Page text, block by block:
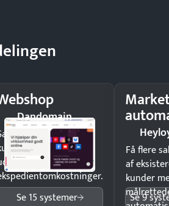
Dandomain
produkter 24/7 til
i hele landet
Se 15 systemer
Få flere
af
kunder
Se 9